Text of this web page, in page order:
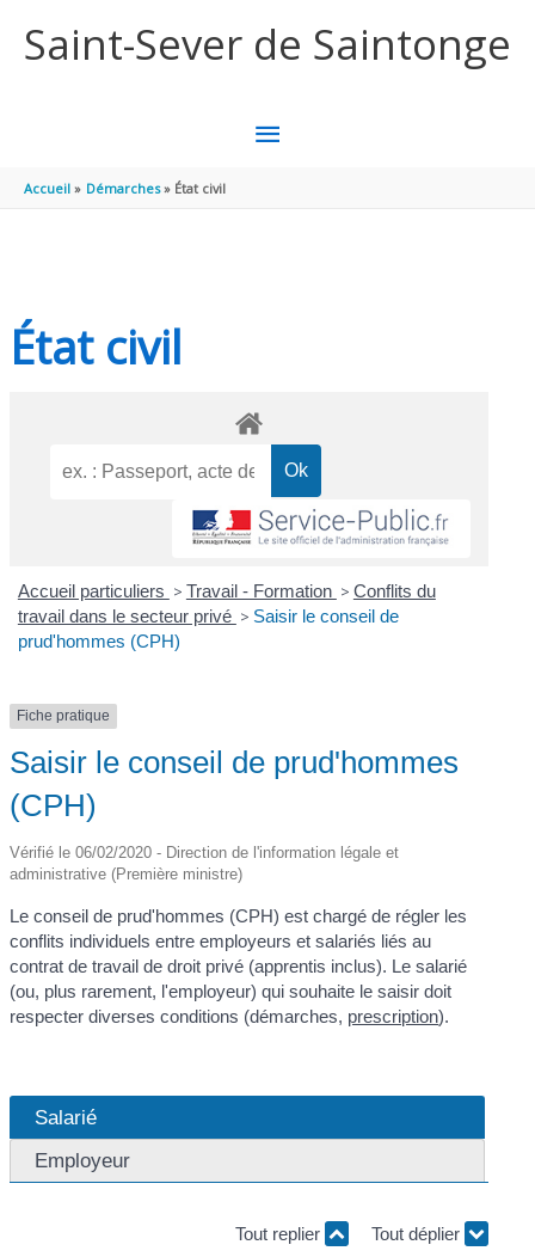
Saint-Sever de Saintonge
MENU
Accueil Démarches État civil
État civil
Accueil particuliers > Travail - Formation > Conflits du
travail dans le secteur privé > Saisir le conseil de
prud'hommes (CPH)
Fiche pratique
Saisir le conseil de prud'hommes
(CPH)
Vérifié le 06/02/2020 - Direction de l'information légale et
administrative (Première ministre)
Le conseil de prud'hommes (CPH) est chargé de régler les
conflits individuels entre employeurs et salariés liés au
contrat de travail de droit privé (apprentis inclus). Le salarié
(ou, plus rarement, l'employeur) qui souhaite le saisir doit
respecter diverses conditions (démarches, prescription).
Salarié
Employeur
Tout replier Tout déplier